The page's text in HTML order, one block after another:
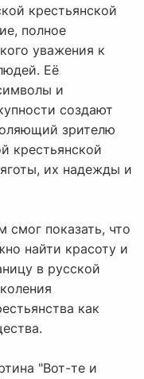
крестьянской
полное
уважения к
Её
и
создают
зрителю
крестьянской
их надежды и
смог показать, что
найти красоту и
в русской
как
"Вот-те и